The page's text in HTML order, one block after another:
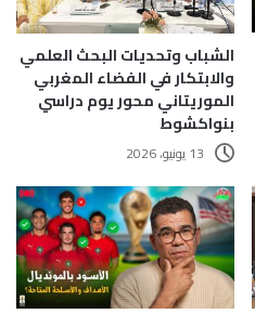
الشباب وتحديات البحث العلمي
والابتكار في الفضاء المغربي
الموريتاني محور يوم دراسي
بنواكشوط
13 يونيو، 2026